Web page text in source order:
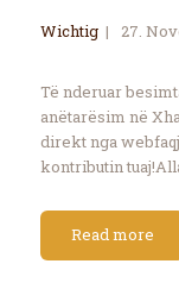
Wichtig 27.
Të nderuar
anëtarësim në
direkt nga
kontributin
Read more